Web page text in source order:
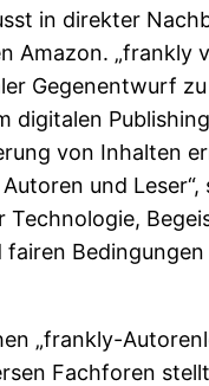
in direkter
Amazon. „frankly
Gegenentwurf
digitalen
von Inhalten
und Leser“,
Technologie,
fairen
„frankly-
Fachforen